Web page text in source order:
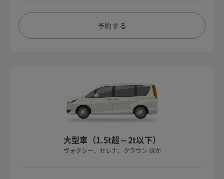
予約する
大型車（1.5t超～2t以下）
ヴォクシー、セレナ、クラウン ほか